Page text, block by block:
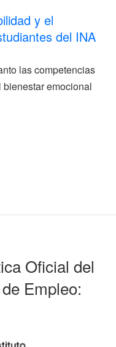
y el
del INA
las competencias
emocional
Oficial del
Empleo: